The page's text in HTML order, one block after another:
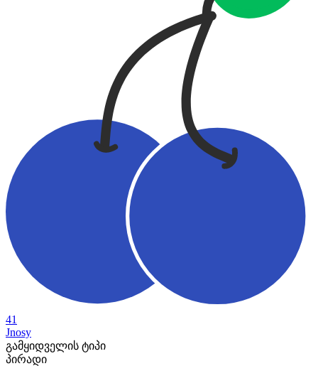
41
Jnosy
გამყიდველის ტიპი
პირადი